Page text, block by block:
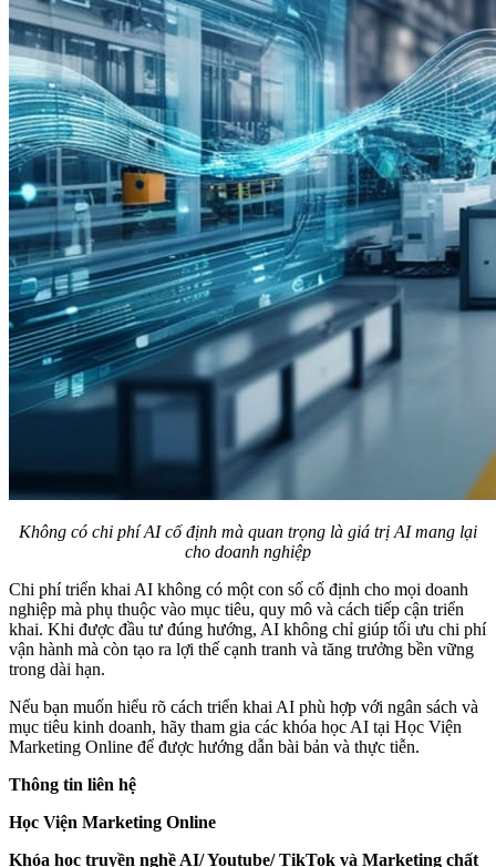
Không có chi phí AI cố định mà quan trọng là giá trị AI mang lại
cho doanh nghiệp
Chi phí triển khai AI không có một con số cố định cho mọi doanh
nghiệp mà phụ thuộc vào mục tiêu, quy mô và cách tiếp cận triển
khai. Khi được đầu tư đúng hướng, AI không chỉ giúp tối ưu chi phí
vận hành mà còn tạo ra lợi thế cạnh tranh và tăng trưởng bền vững
trong dài hạn.
Nếu bạn muốn hiểu rõ cách triển khai AI phù hợp với ngân sách và
mục tiêu kinh doanh, hãy tham gia các khóa học AI tại Học Viện
Marketing Online để được hướng dẫn bài bản và thực tiễn.
Thông tin liên hệ
Học Viện Marketing Online
Khóa học truyền nghề AI/ Youtube/ TikTok và Marketing chất